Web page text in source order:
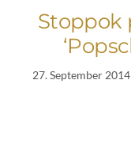
Stoppok
27. September 2014